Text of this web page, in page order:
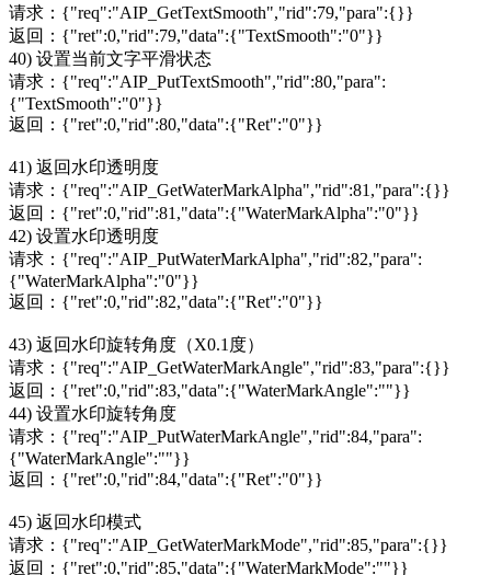
请求：{"req":"AIP_GetTextSmooth","rid":79,"para":{}}
返回：{"ret":0,"rid":79,"data":{"TextSmooth":"0"}}
40) 设置当前文字平滑状态
请求：{"req":"AIP_PutTextSmooth","rid":80,"para":
{"TextSmooth":"0"}}
返回：{"ret":0,"rid":80,"data":{"Ret":"0"}}
41) 返回水印透明度
请求：{"req":"AIP_GetWaterMarkAlpha","rid":81,"para":{}}
返回：{"ret":0,"rid":81,"data":{"WaterMarkAlpha":"0"}}
42) 设置水印透明度
请求：{"req":"AIP_PutWaterMarkAlpha","rid":82,"para":
{"WaterMarkAlpha":"0"}}
返回：{"ret":0,"rid":82,"data":{"Ret":"0"}}
43) 返回水印旋转角度（X0.1度）
请求：{"req":"AIP_GetWaterMarkAngle","rid":83,"para":{}}
返回：{"ret":0,"rid":83,"data":{"WaterMarkAngle":""}}
44) 设置水印旋转角度
请求：{"req":"AIP_PutWaterMarkAngle","rid":84,"para":
{"WaterMarkAngle":""}}
返回：{"ret":0,"rid":84,"data":{"Ret":"0"}}
45) 返回水印模式
请求：{"req":"AIP_GetWaterMarkMode","rid":85,"para":{}}
返回：{"ret":0,"rid":85,"data":{"WaterMarkMode":""}}